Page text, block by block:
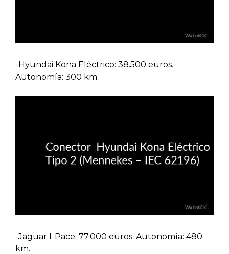
-Hyundai Kona Eléctrico: 38.500 euros.
Autonomía: 300 km.
-Jaguar I-Pace: 77.000 euros. Autonomía: 480
km.